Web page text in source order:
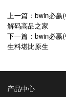
上一篇：bwin必
解码高品之家
下一篇：bwin必赢
生料堪比原生
产品中心